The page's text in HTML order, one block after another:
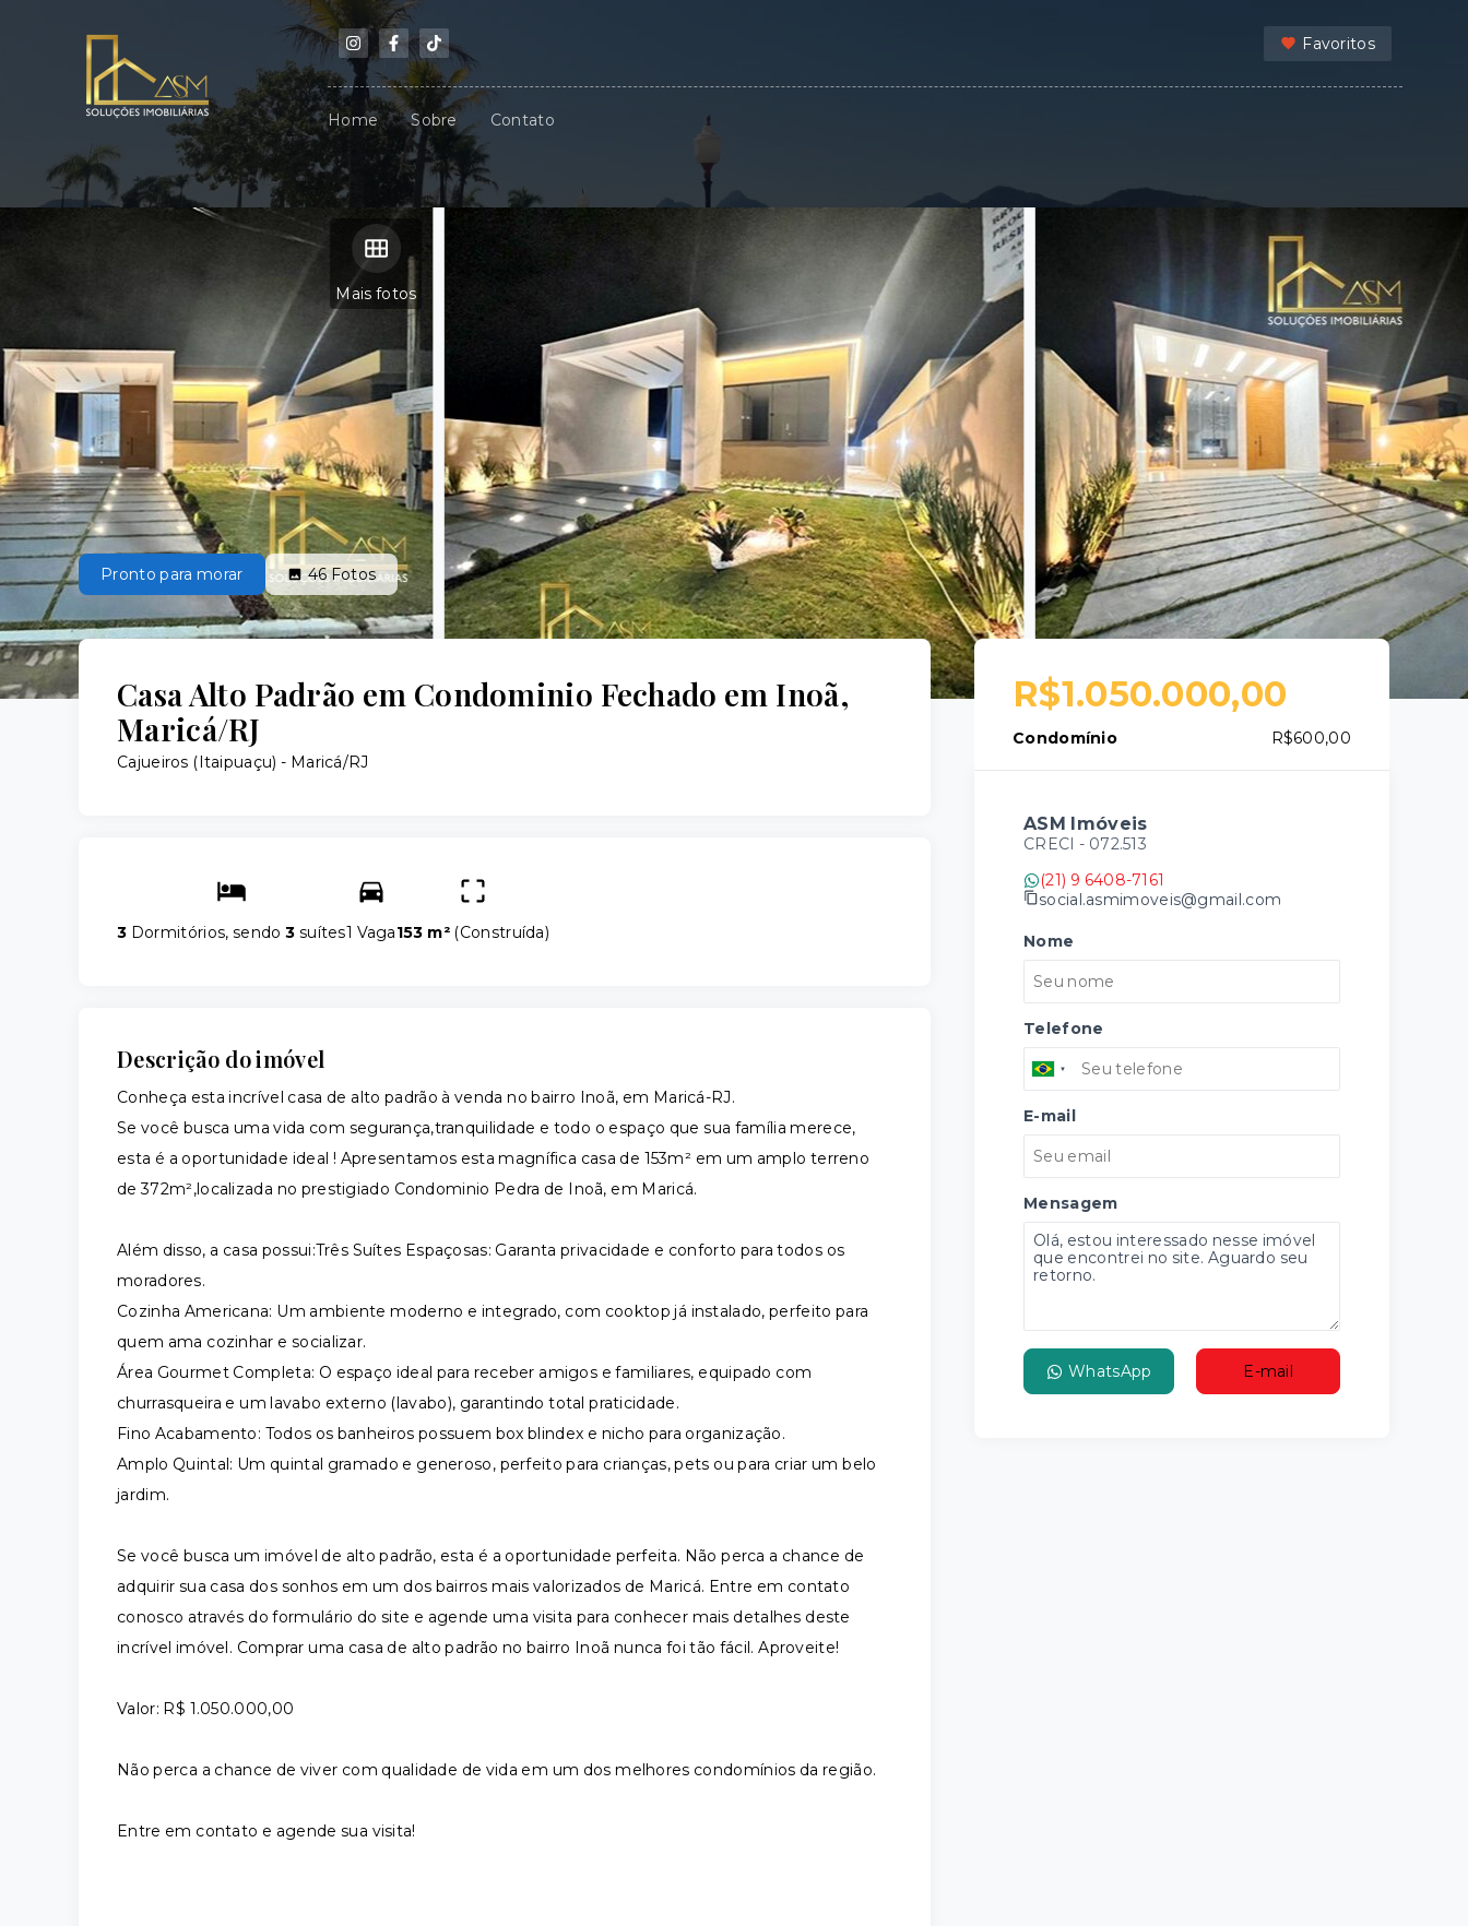
Favoritos
Home Sobre Contato
Mais fotos
Pronto para morar 46Fotos
Casa Alto Padrão em Condominio Fechado em Inoã,
Maricá/RJ
Cajueiros (Itaipuaçu) - Maricá/RJ
3 Dormitórios, sendo3 suítes1 Vaga153 m² (Construída)
Descrição do imóvel
Conheça esta incrível casa de alto padrão à venda no bairro Inoã, em Maricá-RJ.
Se você busca uma vida com segurança,tranquilidade e todo o espaço que sua família merece,
esta é a oportunidade ideal ! Apresentamos esta magnífica casa de 153m² em um amplo terreno
de 372m²,localizada no prestigiado Condominio Pedra de Inoã, em Maricá.
Além disso, a casa possui:Três Suítes Espaçosas: Garanta privacidade e conforto para todos os
moradores.
​Cozinha Americana: Um ambiente moderno e integrado, com cooktop já instalado, perfeito para
quem ama cozinhar e socializar.
​Área Gourmet Completa: O espaço ideal para receber amigos e familiares, equipado com
churrasqueira e um lavabo externo (lavabo), garantindo total praticidade.
​Fino Acabamento: Todos os banheiros possuem box blindex e nicho para organização.
​Amplo Quintal: Um quintal gramado e generoso, perfeito para crianças, pets ou para criar um belo
jardim.
Se você busca um imóvel de alto padrão, esta é a oportunidade perfeita. Não perca a chance de
adquirir sua casa dos sonhos em um dos bairros mais valorizados de Maricá. Entre em contato
conosco através do formulário do site e agende uma visita para conhecer mais detalhes deste
incrível imóvel. Comprar uma casa de alto padrão no bairro Inoã nunca foi tão fácil. Aproveite!
​Valor: R$ 1.050.000,00
Não perca a chance de viver com qualidade de vida em um dos melhores condomínios da região.
​Entre em contato e agende sua visita!
R$1.050.000,00
Condomínio R$600,00
ASM Imóveis
CRECI - 072.513
(21) 9 6408-7161
social.asmimoveis@gmail.com
Nome
Telefone
E-mail
Mensagem
WhatsApp E-mail